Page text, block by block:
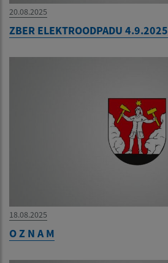
20.08.2025
ZBER ELEKTROODPADU 4.9.2025
18.08.2025
O Z N A M